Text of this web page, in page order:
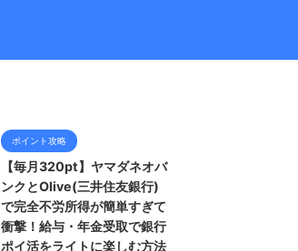
ポイント攻略
【毎月320pt】ヤマダネオバ
ンクとOlive(三井住友銀行)
で完全不労所得が簡単すぎて
衝撃！給与・年金受取で銀行
ポイ活をライトに楽しむ方法